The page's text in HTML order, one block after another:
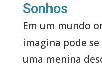
Sonhos
Em um mundo
imagina pode
uma menina